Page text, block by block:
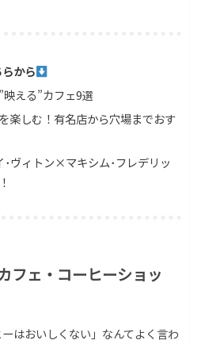
から
える”カフェ9選
楽しむ！有名店から穴場までおす
･ヴィトン×マキシム･フレデリッ
フェ・コーヒーショッ
はおいしくない」なんてよく言わ